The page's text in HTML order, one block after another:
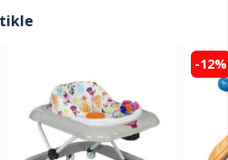
-12%